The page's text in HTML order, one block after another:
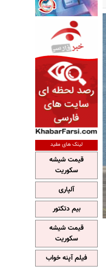
لینک های مفید
قیمت شیشه
سکوریت
آلپاری
بیم دتکتور
قیمت شیشه
سکوریت
فیلم آپنه خواب